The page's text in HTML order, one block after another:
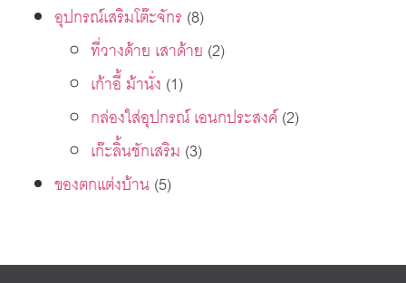
อุปกรณ์เสริมโต๊ะจักร (8)
ที่วางด้าย เสาด้าย (2)
เก้าอี้ ม้านั่ง (1)
กล่องใส่อุปกรณ์ เอนกประสงค์(2)
เก๊ะลิ้นชักเสริม (3)
ของตกแต่งบ้าน(5)